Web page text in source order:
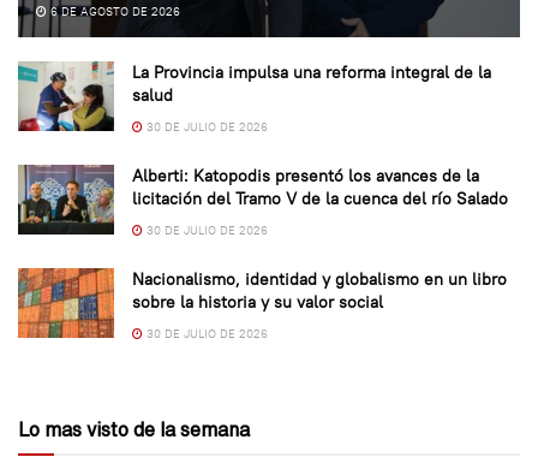
6 DE AGOSTO DE 2026
La Provincia impulsa una reforma integral de la
salud
30 DE JULIO DE 2026
Alberti: Katopodis presentó los avances de la
licitación del Tramo V de la cuenca del río Salado
30 DE JULIO DE 2026
Nacionalismo, identidad y globalismo en un libro
sobre la historia y su valor social
30 DE JULIO DE 2026
Lo mas visto de la semana